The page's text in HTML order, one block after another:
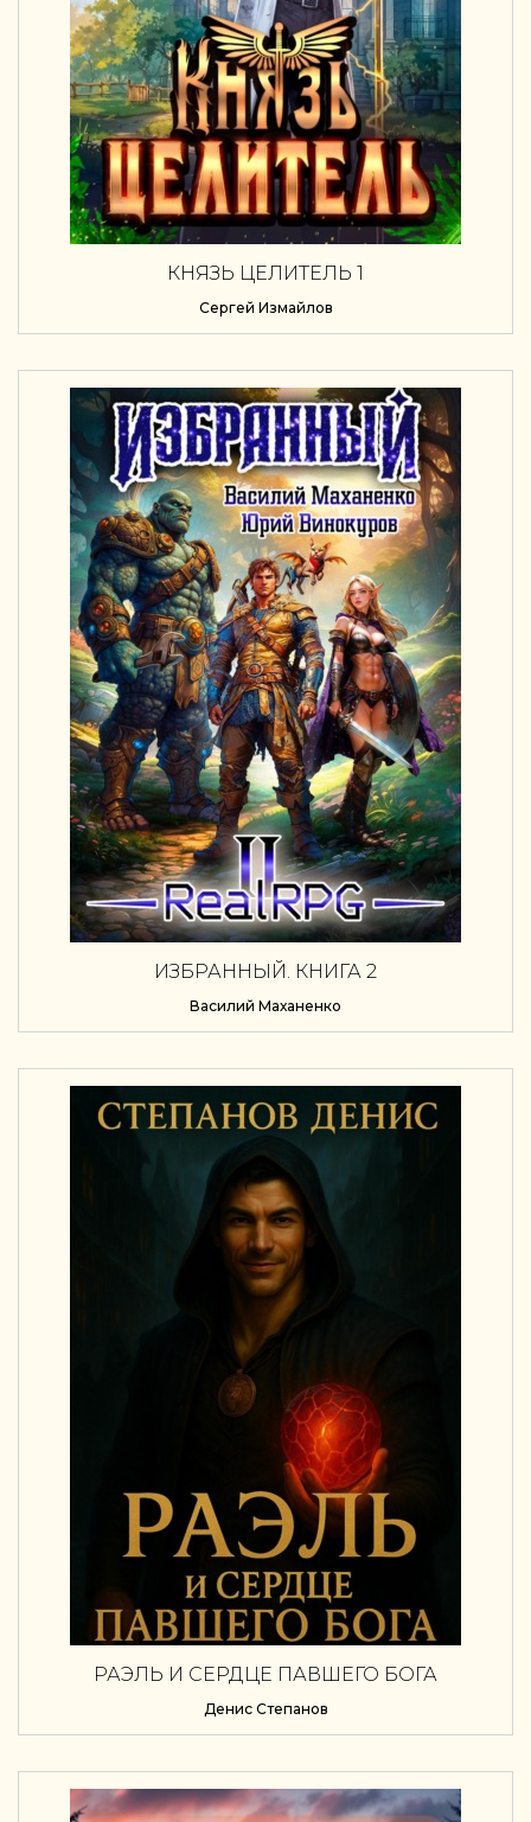
КНЯЗЬ ЦЕЛИТЕЛЬ 1
Сергей Измайлов
ИЗБРАННЫЙ. КНИГА 2
Василий Маханенко
РАЭЛЬ И СЕРДЦЕ ПАВШЕГО БОГА
Денис Степанов